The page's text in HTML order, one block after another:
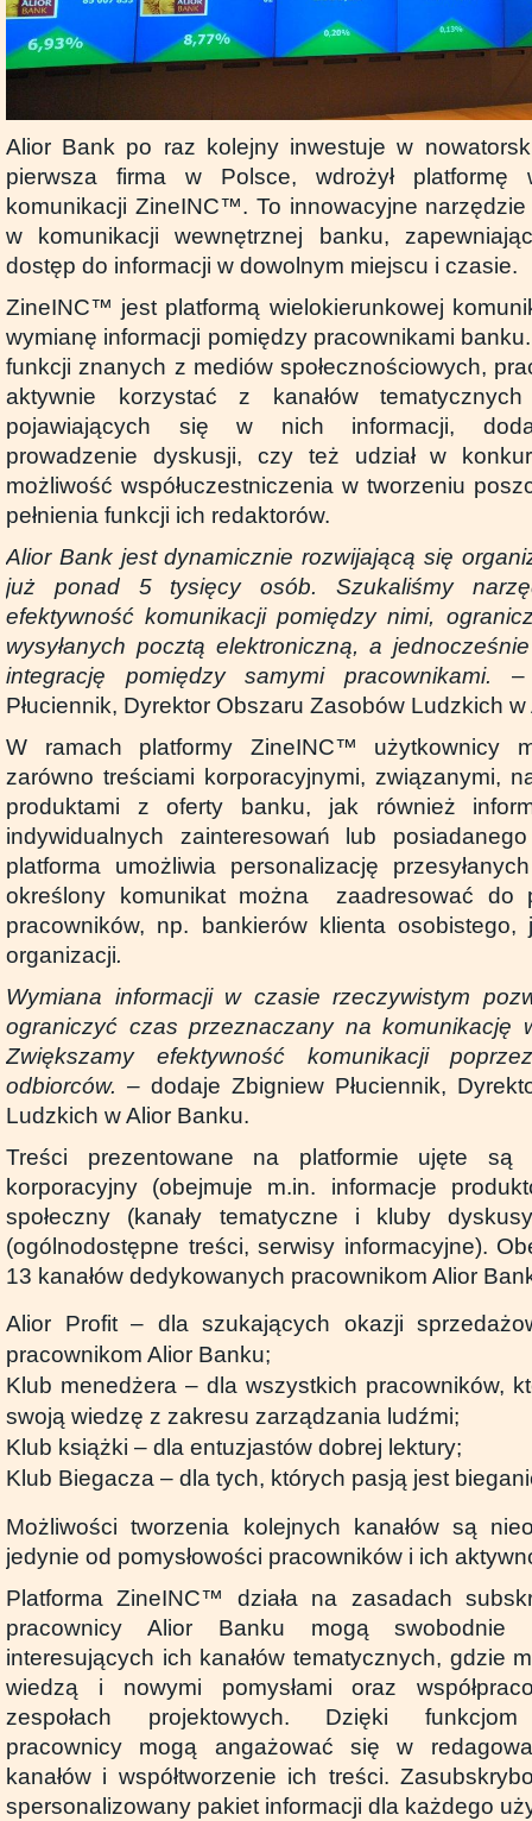
Alior Bank po raz kolejny inwestuje w
pierwsza firma w Polsce, wdrożył platformę
komunikacji ZineINC™. To innowacyjne
w komunikacji wewnętrznej banku,
dostęp do informacji w dowolnym miejscu i czasie.
ZineINC™ jest platformą wielokierunkowej
wymianę informacji pomiędzy pracownikami
funkcji znanych z mediów społecznościowych,
aktywnie korzystać z kanałów
pojawiających się w nich informacji,
prowadzenie dyskusji, czy też udział w
możliwość współuczestniczenia w tworzeniu
pełnienia funkcji ich redaktorów.
Alior Bank jest dynamicznie rozwijającą się
już ponad 5 tysięcy osób. Szukaliśmy
efektywność komunikacji pomiędzy nimi,
wysyłanych pocztą elektroniczną, a
integrację pomiędzy samymi pracownikami. –
Płuciennik, Dyrektor Obszaru Zasobów Ludzkich
W ramach platformy ZineINC™ użytkownicy
zarówno treściami korporacyjnymi, związanymi,
produktami z oferty banku, jak również
indywidualnych zainteresowań lub
platforma umożliwia personalizację
określony komunikat można zaadresować do
pracowników, np. bankierów klienta osobistego,
organizacji.
Wymiana informacji w czasie rzeczywistym
ograniczyć czas przeznaczany na komunikację
Zwiększamy efektywność komunikacji
odbiorców. – dodaje Zbigniew Płuciennik,
Ludzkich w Alior Banku.
Treści prezentowane na platformie ujęte
korporacyjny (obejmuje m.in. informacje
społeczny (kanały tematyczne i kluby
(ogólnodostępne treści, serwisy informacyjne).
13 kanałów dedykowanych pracownikom Alior
Alior Profit – dla szukających okazji
pracownikom Alior Banku;
Klub menedżera – dla wszystkich pracowników,
swoją wiedzę z zakresu zarządzania ludźmi;
Klub książki – dla entuzjastów dobrej lektury;
Klub Biegacza – dla tych, których pasją jest
Możliwości tworzenia kolejnych kanałów są
jedynie od pomysłowości pracowników i ich
Platforma ZineINC™ działa na zasadach
pracownicy Alior Banku mogą
interesujących ich kanałów tematycznych, gdzie
wiedzą i nowymi pomysłami oraz
zespołach projektowych. Dzięki funkcjom
pracownicy mogą angażować się w
kanałów i współtworzenie ich treści.
spersonalizowany pakiet informacji dla każdego